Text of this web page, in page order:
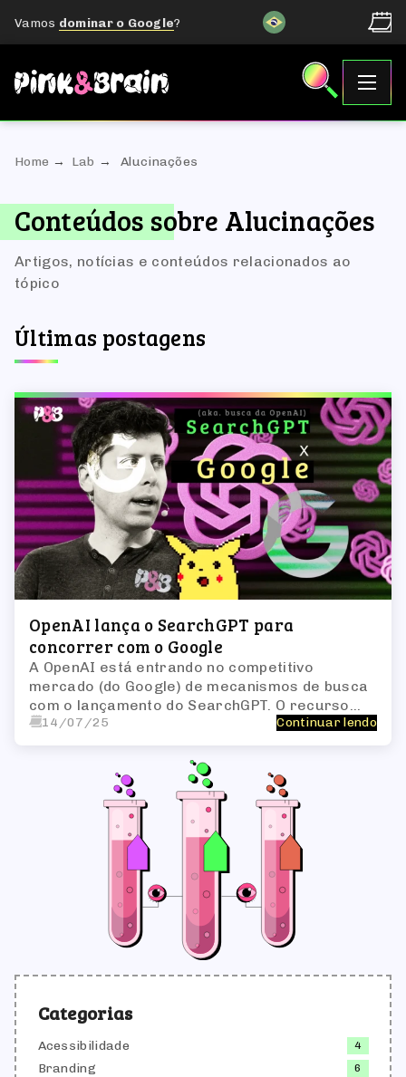
Vamos dominar o Google?
Home Lab Alucinações
Conteúdos sobre Alucinações
Artigos, notícias e conteúdos relacionados ao
tópico
Últimas postagens
OpenAI lança o SearchGPT para
concorrer com o Google
A OpenAI está entrando no competitivo
mercado (do Google) de mecanismos de busca
com o lançamento do SearchGPT. O recurso
promete citar fontes e fornecer respostas
14/07/25 Continuar lendo
Categorias
Acessibilidade 4
Branding 6